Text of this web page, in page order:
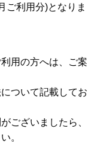
利用分)となりま
用の方へは、ご案
ついて記載してお
ございましたら、
。